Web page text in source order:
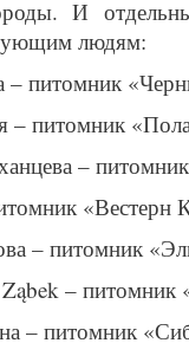
И
людям:
– питомник
– питомник
–
«Вестерн
– питомник
– питомник
– питомник